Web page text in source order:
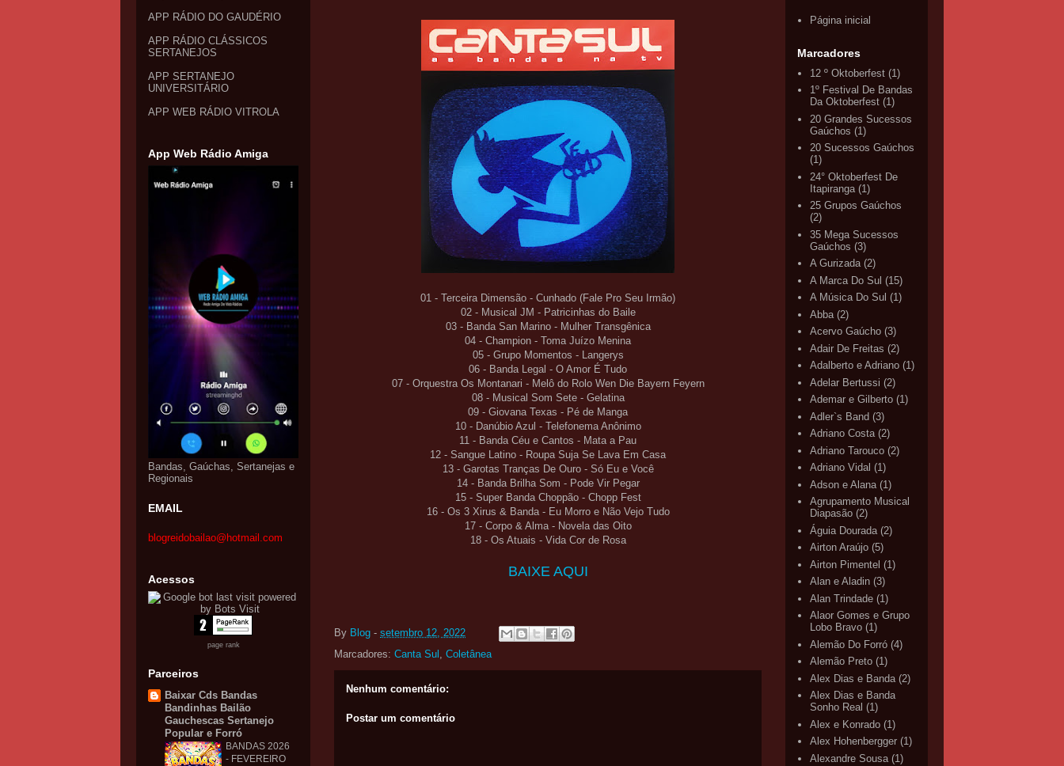
01 - Terceira Dimensão - Cunhado (Fale Pro Seu Irmão)
02 - Musical JM - Patricinhas do Baile
03 - Banda San Marino - Mulher Transgênica
04 - Champion - Toma Juízo Menina
05 - Grupo Momentos - Langerys
06 - Banda Legal - O Amor É Tudo
07 - Orquestra Os Montanari - Melô do Rolo Wen Die Bayern Feyern
08 - Musical Som Sete - Gelatina
09 - Giovana Texas - Pé de Manga
10 - Danúbio Azul - Telefonema Anônimo
11 - Banda Céu e Cantos - Mata a Pau
12 - Sangue Latino - Roupa Suja Se Lava Em Casa
13 - Garotas Tranças De Ouro - Só Eu e Você
14 - Banda Brilha Som - Pode Vir Pegar
15 - Super Banda Choppão - Chopp Fest
16 - Os 3 Xirus & Banda - Eu Morro e Não Vejo Tudo
17 - Corpo & Alma - Novela das Oito
18 - Os Atuais - Vida Cor de Rosa
BAIXE AQUI
By Blog - setembro 12, 2022
Marcadores: Canta Sul Coletânea
Nenhum comentário:
Postar um comentário
APP RÁDIO DO GAUDÉRIO
APP RÁDIO CLÁSSICOS
SERTANEJOS
APP SERTANEJO
UNIVERSITÁRIO
APP WEB RÁDIO VITROLA
App Web Rádio Amiga
Bandas, Gaúchas, Sertanejas e
Regionais
EMAIL
blogreidobailao@hotmail.com
Acessos
page rank
Parceiros
Baixar Cds Bandas
Bandinhas Bailão
Gauchescas Sertanejo
Popular e Forró
BANDAS 2026
- FEVEREIRO
Página inicial
Marcadores
12 º Oktoberfest (1)
1º Festival De Bandas
Da Oktoberfest (1)
20 Grandes Sucessos
Gaúchos (1)
20 Sucessos Gaúchos
(1)
24° Oktoberfest De
Itapiranga (1)
25 Grupos Gaúchos
(2)
35 Mega Sucessos
Gaúchos (3)
A Gurizada (2)
A Marca Do Sul (15)
A Música Do Sul (1)
Abba (2)
Acervo Gaúcho (3)
Adair De Freitas (2)
Adalberto e Adriano (1)
Adelar Bertussi (2)
Ademar e Gilberto (1)
Adler`s Band (3)
Adriano Costa (2)
Adriano Tarouco (2)
Adriano Vidal (1)
Adson e Alana (1)
Agrupamento Musical
Diapasão (2)
Águia Dourada (2)
Airton Araújo (5)
Airton Pimentel (1)
Alan e Aladin (3)
Alan Trindade (1)
Alaor Gomes e Grupo
Lobo Bravo (1)
Alemão Do Forró (4)
Alemão Preto (1)
Alex Dias e Banda (2)
Alex Dias e Banda
Sonho Real (1)
Alex e Konrado (1)
Alex Hohenbergger (1)
Alexandre Sousa (1)